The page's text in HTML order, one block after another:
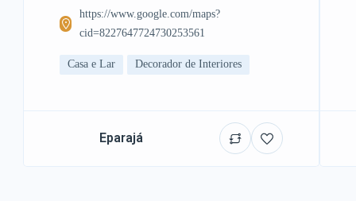
https://www.google.com/maps?
cid=8227647724730253561
Casa e Lar Decorador de Interiores
Eparajá